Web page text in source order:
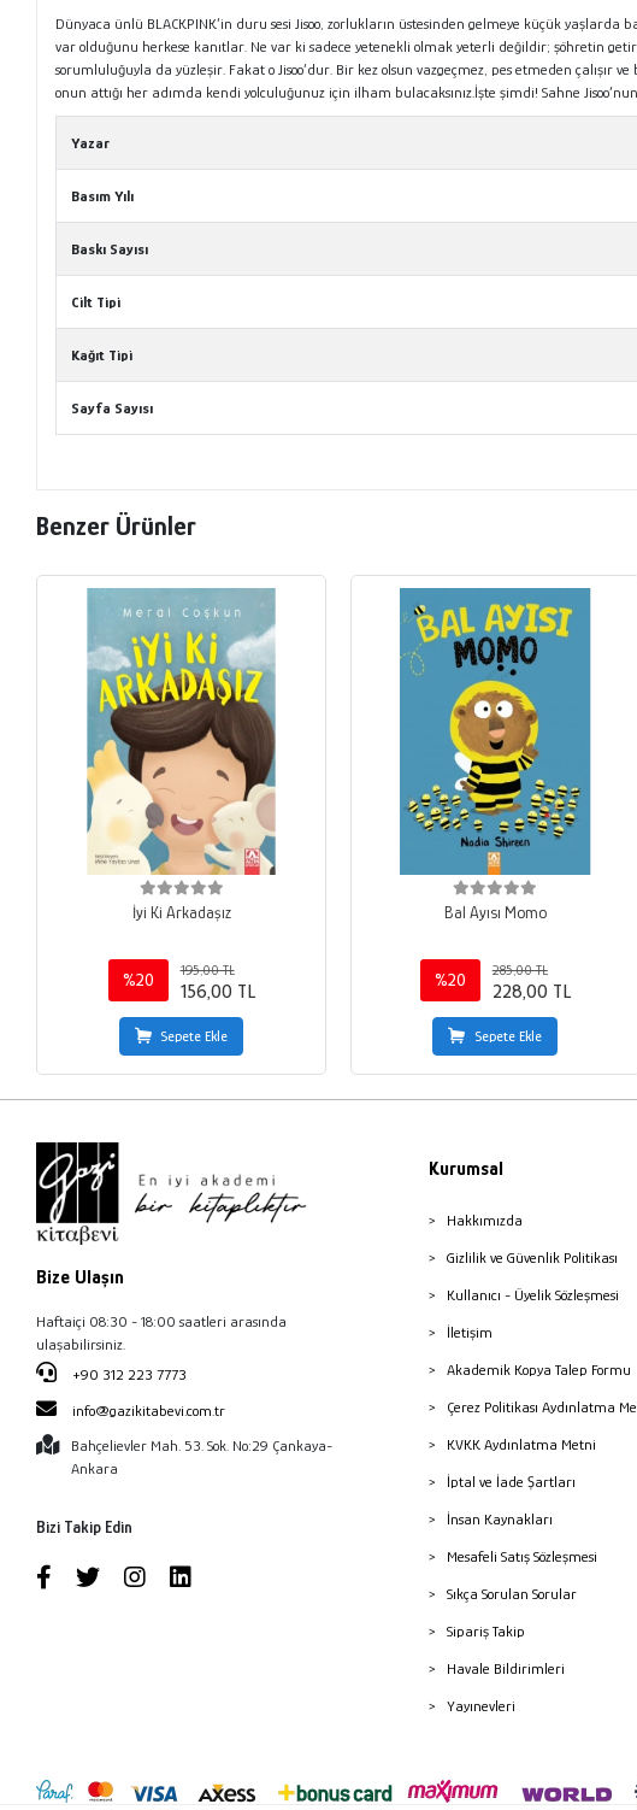
Dünyaca ünlü BLACKPINK’in duru sesi Jisoo, zorlukların üstesinden gelmeye küçük
var olduğunu herkese kanıtlar. Ne var ki sadece yetenekli olmak yeterli değildir; şöhretin
sorumluluğuyla da yüzleşir. Fakat o Jisoo’dur. Bir kez olsun vazgeçmez, pes etmeden çalışır
onun attığı her adımda kendi yolculuğunuz için ilham bulacaksınız.İşte şimdi! Sahne Jisoo’nun...
Yazar
Basım Yılı
Baskı Sayısı
Cilt Tipi
Kağıt Tipi
Sayfa Sayısı
Benzer Ürünler
İyi Ki Arkadaşız
%20
195,00 TL
156,00 TL
Sepete Ekle
Bal Ayısı Momo
%20
285,00 TL
228,00 TL
Sepete Ekle
Bize Ulaşın
Haftaiçi 08:30 - 18:00 saatleri arasında
ulaşabilirsiniz.
+90 312 223 7773
info@gazikitabevi.com.tr
Bahçelievler Mah. 53. Sok. No:29 Çankaya-
Ankara
Bizi Takip Edin
Kurumsal
Hakkımızda
Gizlilik ve Güvenlik Politikası
Kullanıcı - Üyelik Sözleşmesi
İletişim
Akademik Kopya Talep Formu
Çerez Politikası Aydınlatma
KVKK Aydınlatma Metni
İptal ve İade Şartları
İnsan Kaynakları
Mesafeli Satış Sözleşmesi
Sıkça Sorulan Sorular
Sipariş Takip
Havale Bildirimleri
Yayınevleri